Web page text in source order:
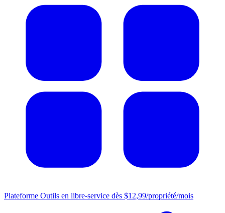
Plateforme Outils en libre-service dès $12,99/propriété/mois